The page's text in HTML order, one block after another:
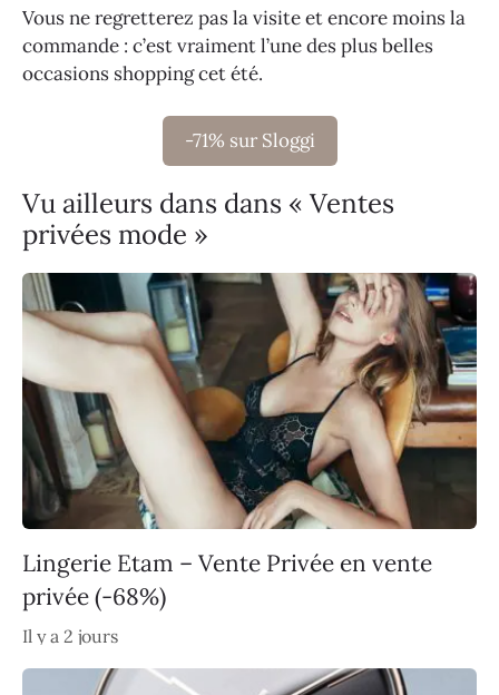
Vous ne regretterez pas la visite et encore moins la
commande : c’est vraiment l’une des plus belles
occasions shopping cet été.
-71% sur Sloggi
Vu ailleurs dans dans « Ventes
privées mode »
Lingerie Etam – Vente Privée en vente
privée (-68%)
Il y a 2 jours